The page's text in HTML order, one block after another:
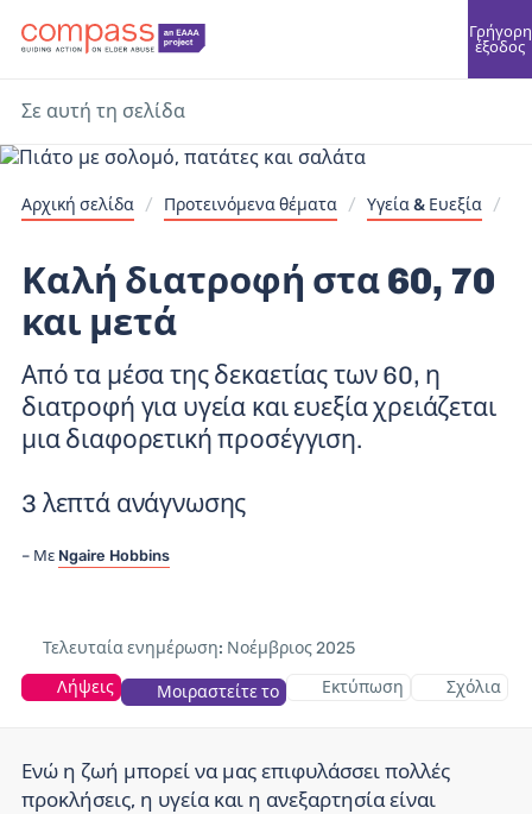
Γρήγορη
έξοδος
Αρχική σελίδα / Προτεινόμενα θέματα / Υγεία & Ευεξία /
Καλή διατροφή στα 60, 70
και μετά
Από τα μέσα της δεκαετίας των 60, η
διατροφή για υγεία και ευεξία χρειάζεται
μια διαφορετική προσέγγιση.
3 λεπτά ανάγνωσης
Με Ngaire Hobbins
Τελευταία ενημέρωση: Νοέμβριος 2025
Λήψεις
Μοιραστείτε το Εκτύπωση Σχόλια
Σε αυτή τη σελίδα
Ενώ η ζωή μπορεί να μας επιφυλάσσει πολλές
προκλήσεις, η υγεία και η ανεξαρτησία είναι